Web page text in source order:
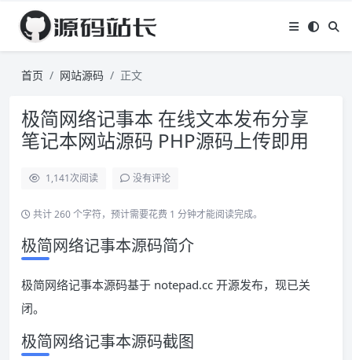
首页 网站源码 正文
极简网络记事本 在线文本发布分享
笔记本网站源码 PHP源码上传即用
1,141次阅读 没有评论
共计 260 个字符，预计需要花费 1 分钟才能阅读完成。
极简网络记事本源码简介
极简网络记事本源码基于 notepad.cc 开源发布，现已关
闭。
极简网络记事本源码截图